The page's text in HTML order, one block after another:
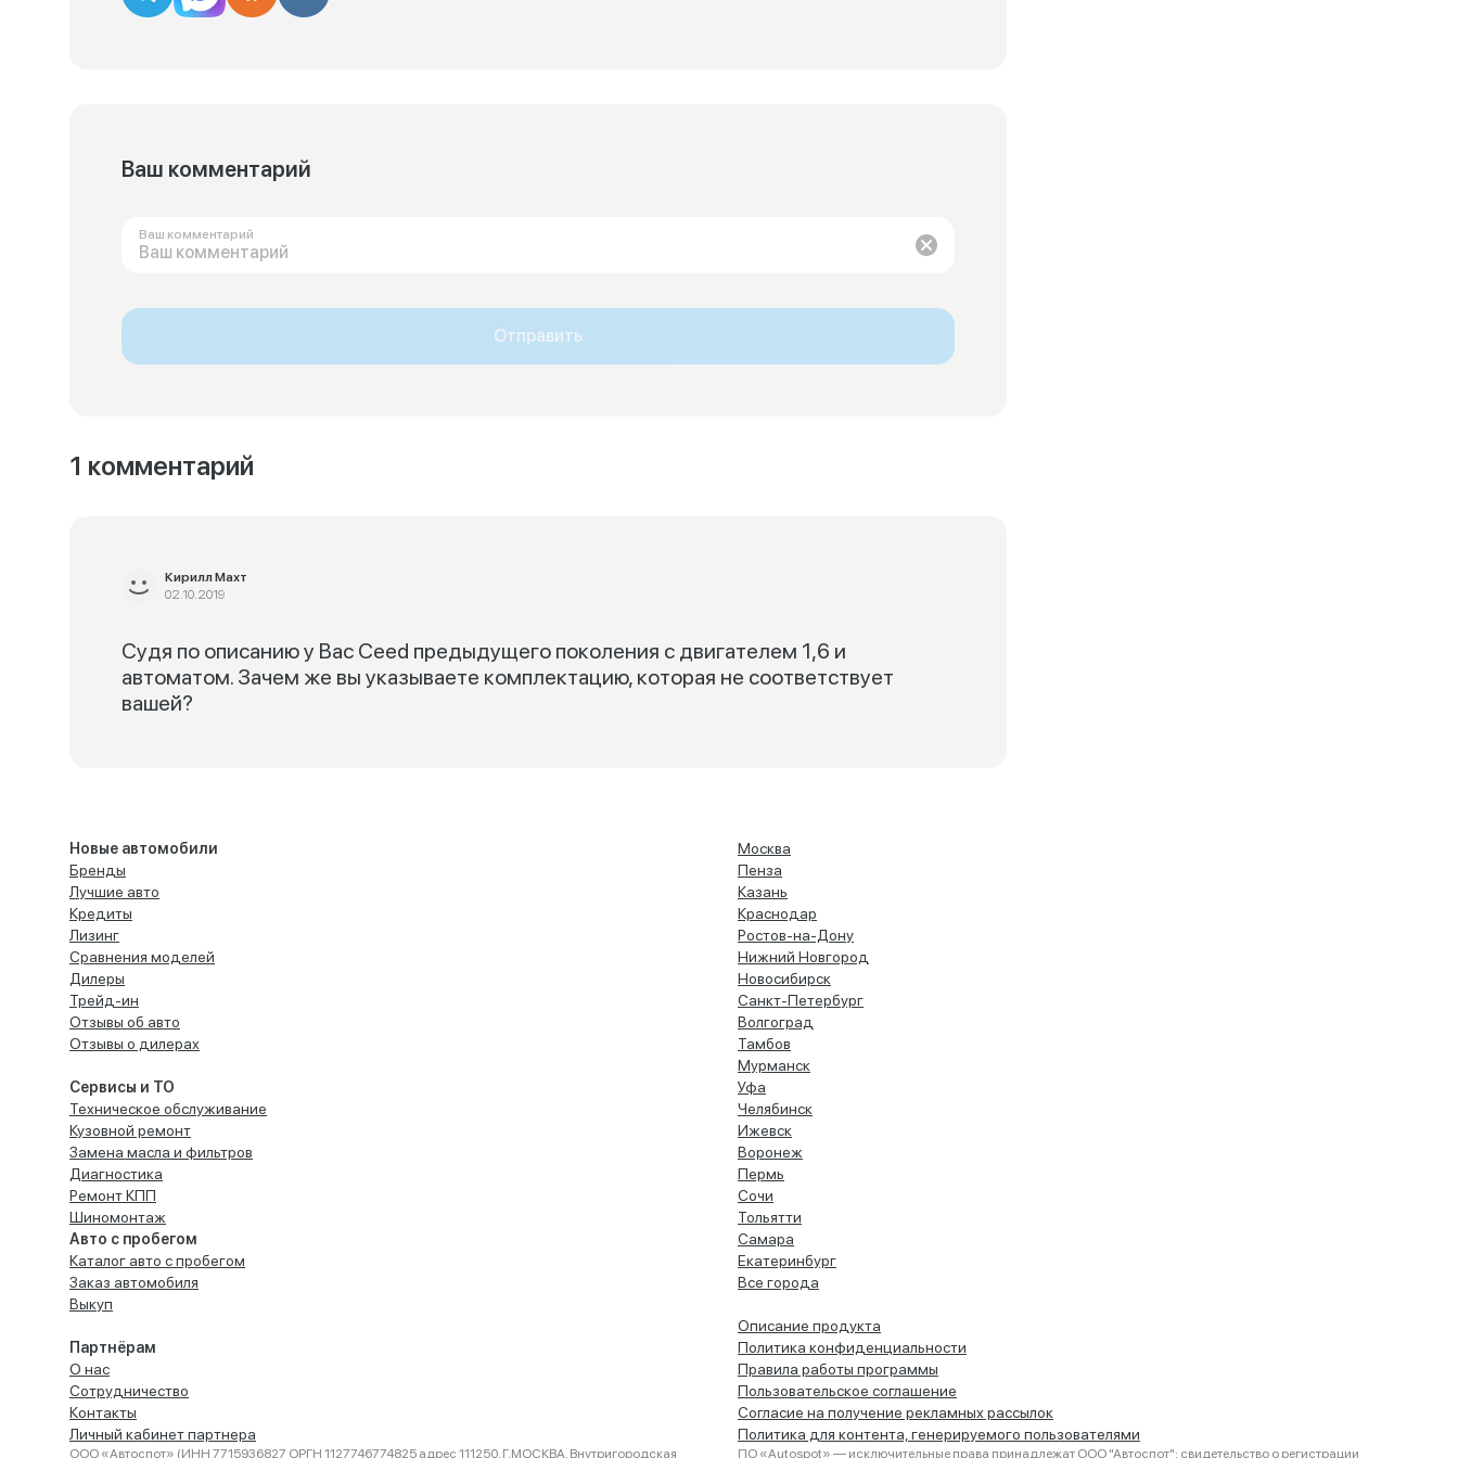
Ваш комментарий
Ваш комментарий
Отправить
1 комментарий
Кирилл Махт
02.10.2019
Судя по описанию у Вас Ceed предыдущего поколения с двигателем 1,6 и
автоматом. Зачем же вы указываете комплектацию, которая не соответствует
вашей?
Новые автомобили
Бренды
Лучшие авто
Кредиты
Лизинг
Сравнения моделей
Дилеры
Трейд-ин
Отзывы об авто
Отзывы о дилерах
Сервисы и ТО
Техническое обслуживание
Кузовной ремонт
Замена масла и фильтров
Диагностика
Ремонт КПП
Шиномонтаж
Авто с пробегом
Каталог авто с пробегом
Заказ автомобиля
Выкуп
Партнёрам
О нас
Сотрудничество
Контакты
Личный кабинет партнера
Москва
Пенза
Казань
Краснодар
Ростов-на-Дону
Нижний Новгород
Новосибирск
Санкт-Петербург
Волгоград
Тамбов
Мурманск
Уфа
Челябинск
Ижевск
Воронеж
Пермь
Сочи
Тольятти
Самара
Екатеринбург
Все города
Описание продукта
Политика конфиденциальности
Правила работы программы
Пользовательское соглашение
Согласие на получение рекламных рассылок
Политика для контента, генерируемого пользователями
ООО «Автоспот» (ИНН 7715936827 ОРГН 1127746774825 адрес 111250, Г.МОСКВА, Внутригородская ПО «Autospot» — исключительные права принадлежат ООО "Автоспот": свидетельство о регистрации